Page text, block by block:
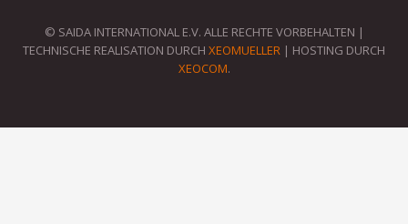
© SAIDA INTERNATIONAL E.V. ALLE RECHTE VORBEHALTEN |
TECHNISCHE REALISATION DURCH XEOMUELLER | HOSTING DURCH
XEOCOM.